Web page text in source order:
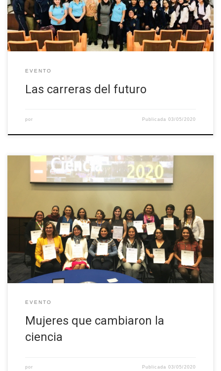
público objetivo estudiantes de las áreas STEM.
EVENTO
Las carreras del futuro
por Publicada03/05/2020
México como en el mundo no ha sido fácil. Una pregunta que
muchos hacen es ¿cómo conseguir el equilibro entre nuestros
roles personales y profesionales? Necesitamos crear
mecanismos que favorezcan un ambiente laboral equitativo y
colaborativo, centrado en […]
EVENTO
Mujeres que cambiaron la
ciencia
por Publicada03/05/2020